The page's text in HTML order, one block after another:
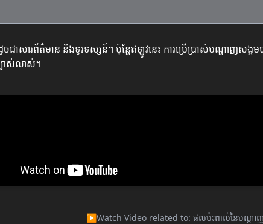
ដូចជាសារព័ត៌មាន និងទូរទស្សន៍។ ប៉ុន្តែឥឡូវនេះ ការប្រើប្រាស់បណ្តាញសង្
បាស់លាស់។
▶Watch Video related to: ផលប៉ះពាល់នៃបណ្តាញ